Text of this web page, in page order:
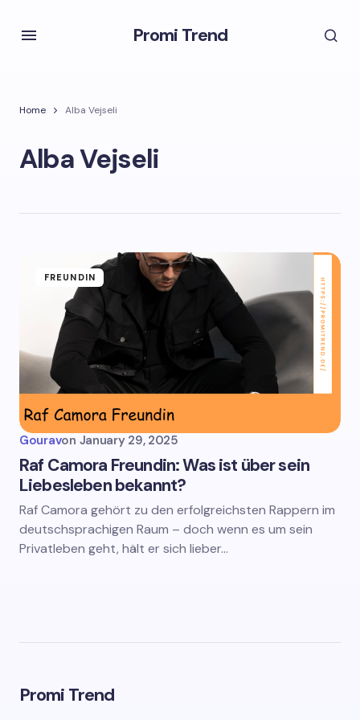
Promi Trend
Home Alba Vejseli
Alba Vejseli
FREUNDIN
Gouravon January 29, 2025
Raf Camora Freundin: Was ist über sein
Liebesleben bekannt?
Raf Camora gehört zu den erfolgreichsten Rappern im
deutschsprachigen Raum – doch wenn es um sein
Privatleben geht, hält er sich lieber…
Promi Trend